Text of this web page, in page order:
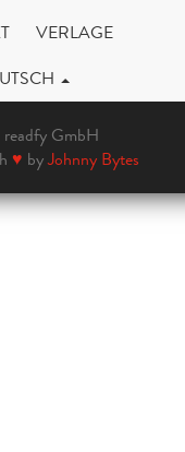
VERLAGE
GmbH
♥ byJohnny Bytes